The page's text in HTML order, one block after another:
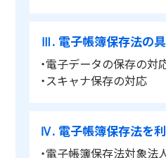
Ⅲ. 電子帳簿保存法の
・電子データの保存の対
・スキャナ保存の対応
Ⅳ. 電子帳簿保存法を
・電子帳簿保存法対象法